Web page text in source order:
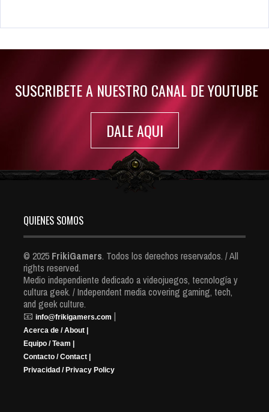
Rumor: Se filtran los primeros detalles de Resident Evil 9
SUSCRIBETE A NUESTRO CANAL DE YOUTUBE
DALE AQUI
QUIENES SOMOS
© 2025 FrikiGamers. Todos los derechos reservados. / All
rights reserved.
Medio independiente dedicado a videojuegos, tecnología y
cultura geek. / Independent media covering gaming, tech,
and geek culture.
📧 info@frikigamers.com |
Acerca de / About |
Equipo / Team |
Contacto / Contact |
Privacidad / Privacy Policy